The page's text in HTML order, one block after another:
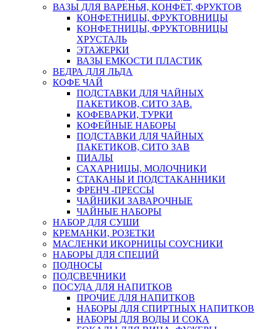
ВАЗЫ ДЛЯ ВАРЕНЬЯ, КОНФЕТ, ФРУКТОВ
КОНФЕТНИЦЫ, ФРУКТОВНИЦЫ
КОНФЕТНИЦЫ, ФРУКТОВНИЦЫ
ХРУСТАЛЬ
ЭТАЖЕРКИ
ВАЗЫ ЕМКОСТИ ПЛАСТИК
ВЕДРА ДЛЯ ЛЬДА
КОФЕ ЧАЙ
ПОДСТАВКИ ДЛЯ ЧАЙНЫХ
ПАКЕТИКОВ, СИТО ЗАВ.
КОФЕВАРКИ, ТУРКИ
КОФЕЙНЫЕ НАБОРЫ
ПОДСТАВКИ ДЛЯ ЧАЙНЫХ
ПАКЕТИКОВ, СИТО ЗАВ
ПИАЛЫ
САХАРНИЦЫ, МОЛОЧНИКИ
СТАКАНЫ И ПОДСТАКАННИКИ
ФРЕНЧ -ПРЕССЫ
ЧАЙНИКИ ЗАВАРОЧНЫЕ
ЧАЙНЫЕ НАБОРЫ
НАБОР ДЛЯ СУШИ
КРЕМАНКИ, РОЗЕТКИ
МАСЛЕНКИ ИКОРНИЦЫ СОУСНИКИ
НАБОРЫ ДЛЯ СПЕЦИЙ
ПОДНОСЫ
ПОДСВЕЧНИКИ
ПОСУДА ДЛЯ НАПИТКОВ
ПРОЧИЕ ДЛЯ НАПИТКОВ
НАБОРЫ ДЛЯ СПИРТНЫХ НАПИТКОВ
НАБОРЫ ДЛЯ ВОДЫ И СОКА